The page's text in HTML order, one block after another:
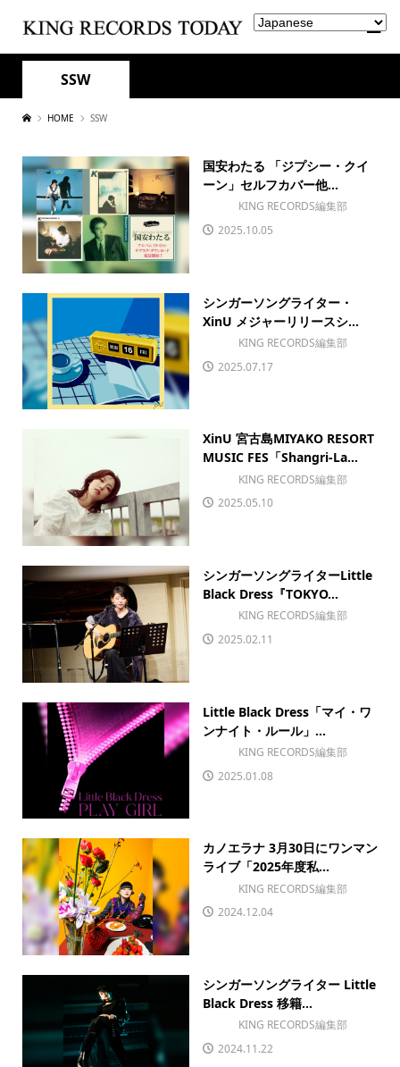
SSW
HOME SSW
国安わたる 「ジプシー・クイ
ーン」セルフカバー他...
KING RECORDS編集部
2025.10.05
シンガーソングライター・
XinU メジャーリリースシ...
KING RECORDS編集部
2025.07.17
XinU 宮古島MIYAKO RESORT
MUSIC FES「Shangri-La...
KING RECORDS編集部
2025.05.10
シンガーソングライターLittle
Black Dress『TOKYO...
KING RECORDS編集部
2025.02.11
Little Black Dress「マイ・ワ
ンナイト・ルール」...
KING RECORDS編集部
2025.01.08
カノエラナ 3月30日にワンマン
ライブ「2025年度私...
KING RECORDS編集部
2024.12.04
シンガーソングライター Little
Black Dress 移籍...
KING RECORDS編集部
2024.11.22